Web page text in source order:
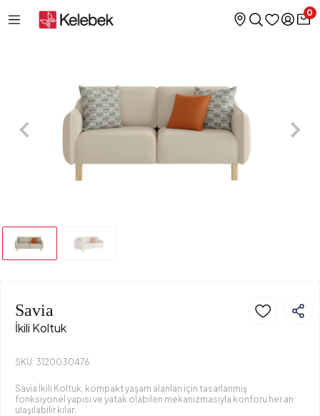
0
Savia
İkili Koltuk
SKU: 3120030476
Savia İkili Koltuk, kompakt yaşam alanları için tasarlanmış
fonksiyonel yapısı ve yatak olabilen mekanizmasıyla konforu her an
ulaşılabilir kılar.